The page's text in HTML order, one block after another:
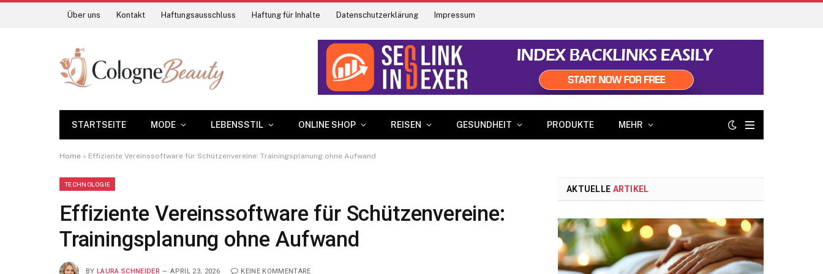
Über uns Kontakt Haftungsausschluss Haftung für Inhalte Datenschutzerklärung Impressum
STARTSEITE MODE LEBENSSTIL ONLINE SHOP REISEN GESUNDHEIT PRODUKTE MEHR
Home » Effiziente Vereinssoftware für Schützenvereine: Trainingsplanung ohne Aufwand
TECHNOLOGIE
Effiziente Vereinssoftware für Schützenvereine:
Trainingsplanung ohne Aufwand
BY LAURA SCHNEIDER APRIL 23, 2026 KEINE KOMMENTARE
AKTUELLE ARTIKEL